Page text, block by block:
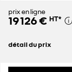
prix en ligne
19 126 € HT*
détail du prix